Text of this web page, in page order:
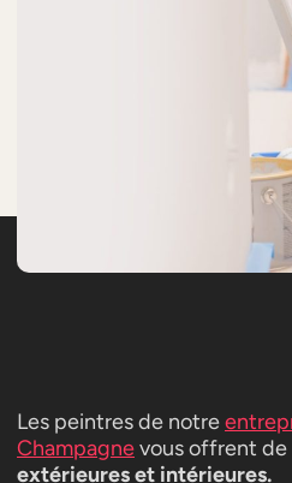
Les peintres de notre
Champagnevous offrent de
extérieures et intérieures.